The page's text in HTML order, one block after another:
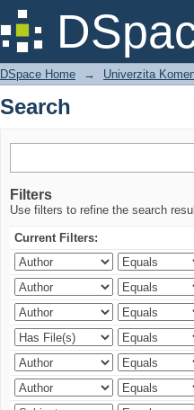
Search
DSpace Home → Univerzita
Search
Filters
Use filters to refine the search
Current Filters: